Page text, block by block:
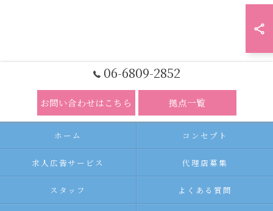
06-6809-2852
お問い合わせはこちら 拠点一覧
ホーム コンセプト
求人広告サービス 代理店募集
スタッフ よくある質問